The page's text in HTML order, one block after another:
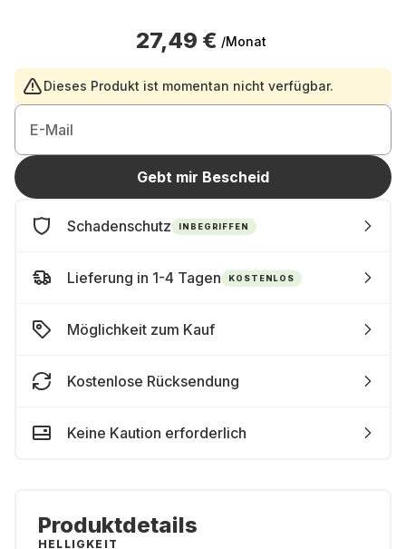
27,49 € /Monat
Dieses Produkt ist momentan nicht verfügbar.
E-Mail
Gebt mir Bescheid
Schadenschutz INBEGRIFFEN
Lieferung in 1-4 Tagen KOSTENLOS
Möglichkeit zum Kauf
Kostenlose Rücksendung
Keine Kaution erforderlich
Produktdetails
HELLIGKEIT